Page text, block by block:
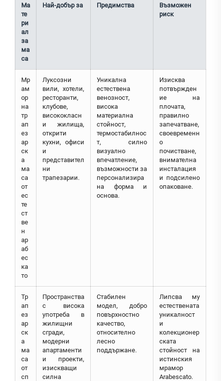
Ма
те
ри
ал
за
ма
са
Най-добър за Предимства
Възможен
риск
Мр
ам
ор
на
тр
ап
ез
ар
ск
а
ма
са
от
ес
те
ст
ве
н
ар
аб
ес
ка
то
Луксозни
вили, хотели,
ресторанти,
клубове,
висококласн
и жилища,
открити
кухни, офиси
и
представител
ни
трапезарии.
Уникална
естествена
венозност,
висока
материална
стойност,
термостабилнос
т, силно
визуално
впечатление,
възможности за
персонализира
на форма и
основа.
Изисква
потвържден
ие на
плочата,
правилно
запечатване,
своевременн
о
почистване,
внимателна
инсталация
и подсилено
опаковане.
Тр
ап
ез
ар
ск
а
ма
са
от
сп
Пространства
с висока
употреба в
жилищни
сгради,
модерни
апартаменти
и проекти,
изискващи
силна
Стабилен
модел, добро
повърхностно
качество,
относително
лесно
поддържане.
Липсва му
естествената
уникалност
и
колекционер
ската
стойност на
истинския
мрамор
Arabescato.